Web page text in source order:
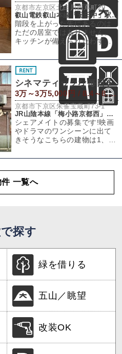
京都市左京区北白川西蔦町29
叡山電鉄叡山本線「元田中」駅 徒歩8分
階段を上がった先にあるのは
ただの居室ではありません。
キッチンが備えられたわずか
な空間と屋上がつくる専有部
分は、住まいとも
シネマティックな毎日を
3万～3万5,000円 / 8.4～8.9㎡
京都市下京区朱雀宝蔵町73-1
JR山陰本線「梅小路京都西」駅 徒歩12分
シェアメイトの募集です!映画
やドラマのワンシーンに出て
きそうなこちらの建物は1、2
さんが使用。
件 一覧へ
探す
緑を借りる
五山／眺望
改装OK